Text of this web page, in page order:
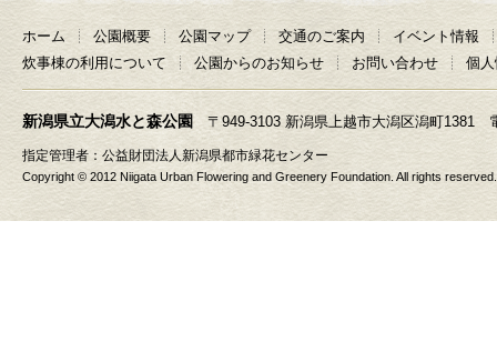
ホーム 公園概要 公園マップ 交通のご案内
イベント情報
炊事棟の利用について
公園からのお知らせ お問い合わせ 個
新潟県立大潟水と森公園〒949-3103 新潟県上越市大潟区潟町1381
指定管理者： 公益財団法人新潟県都市緑花センター
Copyright © 2012 Niigata Urban Flowering and Greenery Foundation. All rights reserved.